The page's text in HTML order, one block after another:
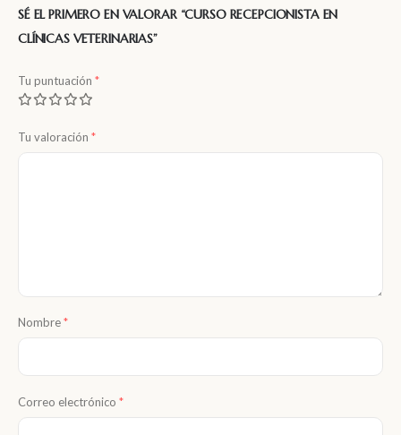
SÉ EL PRIMERO EN VALORAR “CURSO RECEPCIONISTA EN
CLÍNICAS VETERINARIAS”
Tu puntuación *
Tu valoración *
Nombre*
Correo electrónico *